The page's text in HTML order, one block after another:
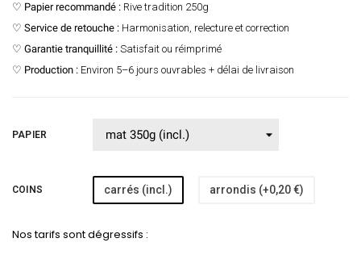
♡ Papier recommandé : Rive tradition 250g
♡ Service de retouche : Harmonisation, relecture et correction
♡ Garantie tranquillité : Satisfait ou réimprimé
♡ Production : Environ 5–6 jours ouvrables + délai de livraison
PAPIER
COINS carrés (incl.) arrondis (+0,20 €)
Nos tarifs sont dégressifs :